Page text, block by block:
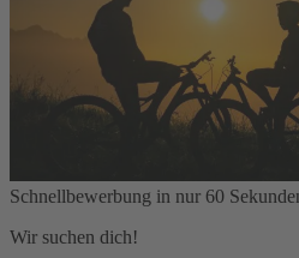
Schnellbewerbung in nur 60
Wir suchen dich!